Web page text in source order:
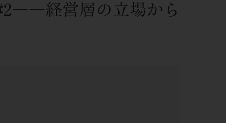
経営層の立場から